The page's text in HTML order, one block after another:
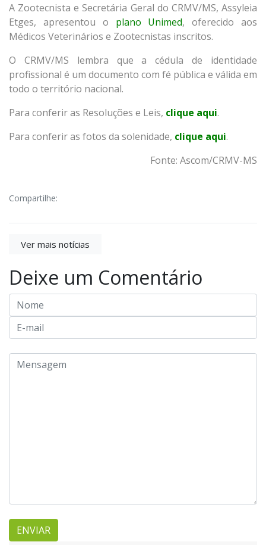
A Zootecnista e Secretária Geral do CRMV/MS, Assyleia
Etges, apresentou o plano Unimed, oferecido aos
Médicos Veterinários e Zootecnistas inscritos.
O CRMV/MS lembra que a cédula de identidade
profissional é um documento com fé pública e válida em
todo o território nacional.
Para conferir as Resoluções e Leis, clique aqui.
Para conferir as fotos da solenidade, clique aqui.
Fonte: Ascom/CRMV-MS
Compartilhe:
Ver mais notícias
Deixe um Comentário